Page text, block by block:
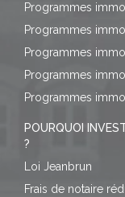
Programmes
Programmes
Programmes
Programmes
Programmes
POURQUOI
?
Loi Jeanbrun
Frais de notaire